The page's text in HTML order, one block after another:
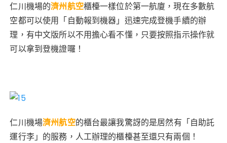
仁川機場的濟州航空櫃檯一樣位於第一航廈，現在多數航
空都可以使用「自動報到機器」迅速完成登機手續的辦
理，有中文版所以不用擔心看不懂，只要按照指示操作就
可以拿到登機證囉！
仁川機場濟州航空的櫃台最讓我驚訝的是居然有「自助託
運行李」的服務，人工辦理的櫃檯甚至還只有兩個！